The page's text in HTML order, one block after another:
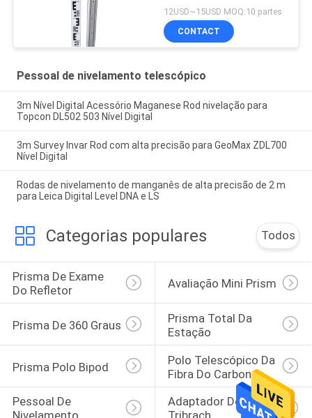
12USD~15USD MOQ:10 partes
CONTACT
Pessoal de nivelamento telescópico
3m Nível Digital Acessório Maganese Rod nivelação para
Topcon DL502 503 Nível Digital
3m Survey Invar Rod com alta precisão para GeoMax ZDL700
Nível Digital
Rodas de nivelamento de manganês de alta precisão de 2 m
para Leica Digital Level DNA e LS
Categorias populares Todos
Prisma De Exame
Do Refletor
Avaliação Mini Prism
Prisma De 360 Graus
Prisma Total Da
Estação
Prisma Polo Bipod
Polo Telescópico Da
Fibra Do Carbono
Pessoal De
Adaptador De